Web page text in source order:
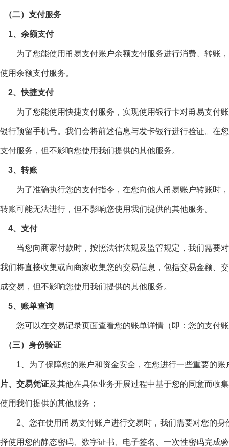
（二）支付服务
1、余额支付
为了您能使用甬易支付账户余额支付服务进行消费、转账，
使用余额支付服务。
2、快捷支付
为了您能使用快捷支付服务，实现使用银行卡对甬易支付账
银行预留手机号。我们会将前述信息与发卡银行进行验证。在
支付服务，但不影响您使用我们提供的其他服务。
3、转账
为了准确执行您的支付指令，在您向他人甬易账户转账时，
转账可能无法进行，但不影响您使用我们提供的其他服务。
4、支付
当您向商家付款时，按照法律法规及监管规定，我们需要对
我们将直接收集或向商家收集您的交易信息，包括交易金额、
成交易，但不影响您使用我们提供的其他服务。
5、账单查询
您可以在交易记录页面查看您的账单详情（即：您的支付
（三）身份验证
1、为了保障您的账户和资金安全，在您进行一些重要的账
片、交易凭证及其他在具体业务开展过程中基于您的同意而收
使用我们提供的其他服务；
2、您在使用甬易支付账户进行交易时，我们需要对您的身
择使用您的静态密码、数字证书、电子签名、一次性密码完成